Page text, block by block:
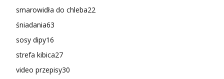
smarowidła do chleba22
śniadania63
sosy dipy16
strefa kibica27
video przepisy30